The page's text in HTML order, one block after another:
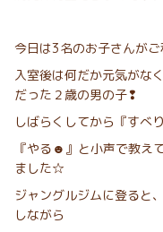
今日は3名のお子さんがご
入室後は何だか元気がな
だった２歳の男の子❢
しばらくしてから『すべ
『やる☻』と小声で教え
ました☆
ジャングルジムに登ると
しながら